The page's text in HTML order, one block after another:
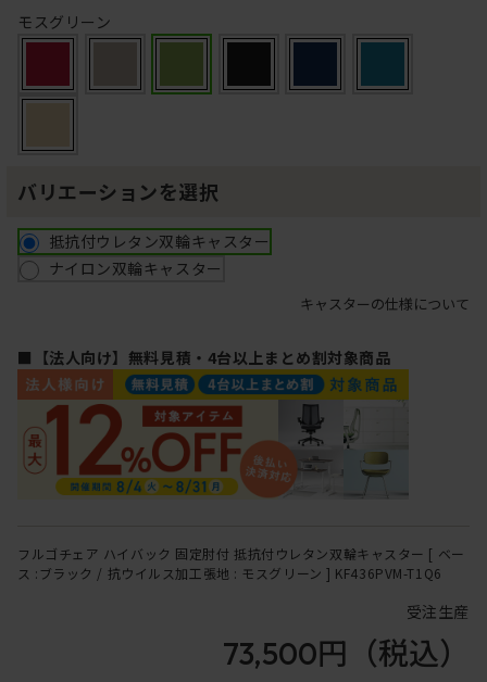
モスグリーン
バリエーションを選択
抵抗付ウレタン双輪キャスター
ナイロン双輪キャスター
キャスターの仕様について
■【法人向け】無料見積・4台以上まとめ割対象商品
フルゴチェア ハイバック 固定肘付 抵抗付ウレタン双輪キャスター [ ベー
ス :ブラック / 抗ウイルス加工張地 : モスグリーン ] KF436PVM-T1Q6
受注生産
73,500円 （税込）